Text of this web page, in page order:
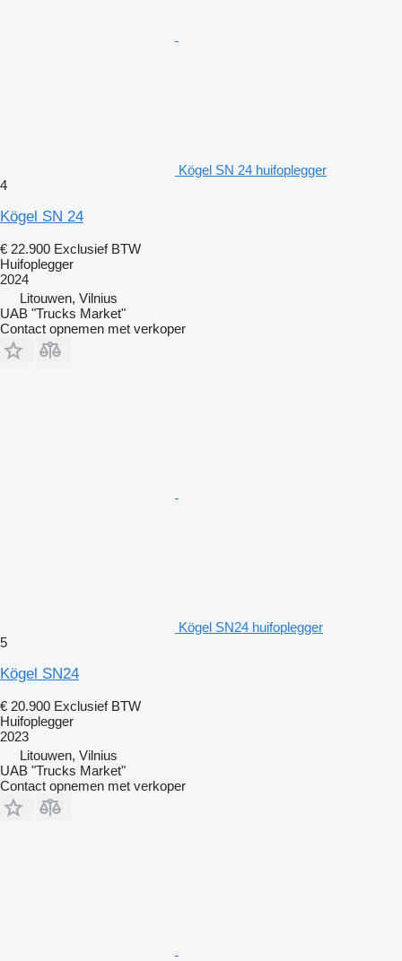
Kögel SN 24 huifoplegger
4
Kögel SN 24
€ 22.900 Exclusief BTW
Huifoplegger
2024
Litouwen, Vilnius
UAB "Trucks Market"
Contact opnemen met verkoper
Kögel SN24 huifoplegger
5
Kögel SN24
€ 20.900 Exclusief BTW
Huifoplegger
2023
Litouwen, Vilnius
UAB "Trucks Market"
Contact opnemen met verkoper